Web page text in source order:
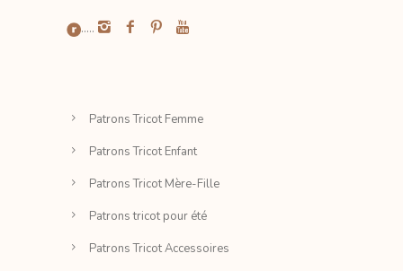
.....
Patrons Tricot Femme
Patrons Tricot Enfant
Patrons Tricot Mère-Fille
Patrons tricot pour été
Patrons Tricot Accessoires